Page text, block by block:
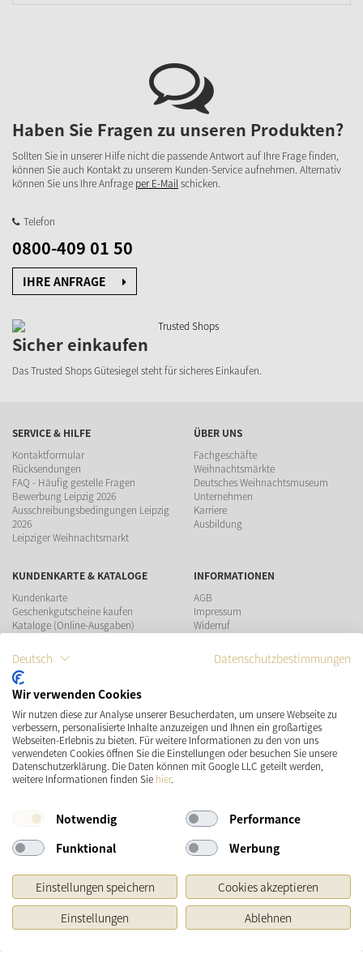
Haben Sie Fragen zu unseren Produkten?
Sollten Sie in unserer Hilfe nicht die passende Antwort auf Ihre Frage finden,
können Sie auch Kontakt zu unserem Kunden-Service aufnehmen. Alternativ
können Sie uns Ihre Anfrage per E-Mailschicken.
Telefon
0800-409 01 50
IHRE ANFRAGE
Sicher einkaufen
Das Trusted Shops Gütesiegel steht für sicheres Einkaufen.
SERVICE & HILFE
Kontaktformular
Rücksendungen
FAQ - Häufig gestelle Fragen
Bewerbung Leipzig 2026
Ausschreibungsbedingungen Leipzig
2026
Leipziger Weihnachtsmarkt
ÜBER UNS
Fachgeschäfte
Weihnachtsmärkte
Deutsches Weihnachtsmuseum
Unternehmen
Karriere
Ausbildung
KUNDENKARTE & KATALOGE
Kundenkarte
Geschenkgutscheine kaufen
Kataloge (Online-Ausgaben)
INFORMATIONEN
AGB
Impressum
Widerruf
Teilnahmebedingungen Gewinnspiel
ZAHLUNGSMÖGLICHKEITEN
VERSAND SOCIAL MEDIA
* Preisangaben inkl. gesetzl. MwSt. und zzgl.Versandkosten
Deutsch Datenschutzbestimmungen
Wir verwenden Cookies
Wir nutzen diese zur Analyse unserer Besucherdaten, um unsere Webseite zu
verbessern, personalisierte Inhalte anzuzeigen und Ihnen ein großartiges
Webseiten-Erlebnis zu bieten. Für weitere Informationen zu den von uns
verwendeten Cookies öffnen Sie die Einstellungen oder besuchen Sie unsere
Datenschutzerklärung. Die Daten können mit Google LLC geteilt werden,
weitere Informationen finden Sie hier.
Notwendig
Performance
Funktional
Werbung
Einstellungen speichern
Cookies akzeptieren
Einstellungen
Ablehnen